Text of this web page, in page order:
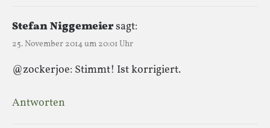
Stefan Niggemeiersagt:
25. November 2014 um 20:01 Uhr
@zockerjoe: Stimmt! Ist korrigiert.
Antworten